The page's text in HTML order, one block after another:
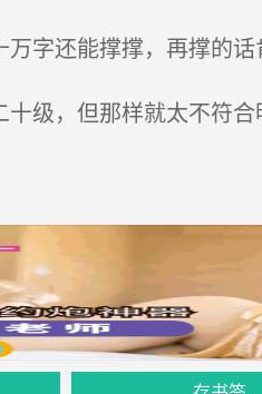
字还能撑撑，再撑的话
级，但那样就太不符